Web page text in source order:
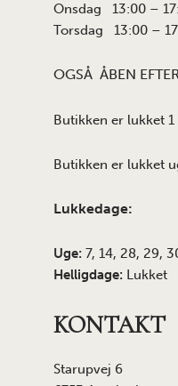
Onsdag 13:00 –
Torsdag 13:00 –
OGSÅ ÅBEN
Butikken er lukket
Butikken er lukket
Lukkedage:
Uge: 7, 14, 28, 29,
Helligdage: Lukket
KONTAKT
Starupvej 6